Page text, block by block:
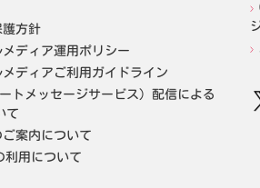
護方針
メディア運用ポリシー
メディアご利用ガイドライン
ートメッセージサービス）配信による
て
案内について
用について